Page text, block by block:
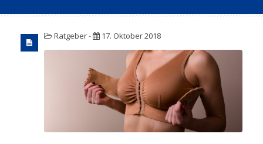
Ratgeber- 17. Oktober 2018